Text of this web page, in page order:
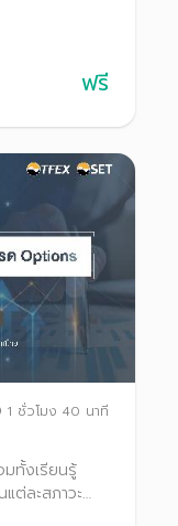
ฟรี
1 ชั่วโมง 40 นาที
มทั้งเรียนรู้
ต่ละสภาวะ